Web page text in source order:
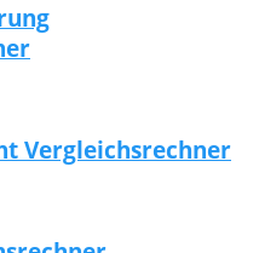
Vergleichsrechner